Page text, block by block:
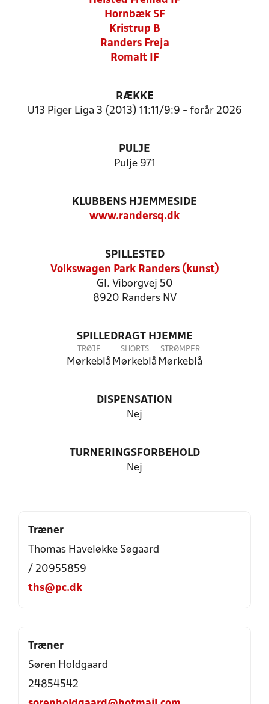
Hornbæk SF
Kristrup B
Randers Freja
Romalt IF
RÆKKE
U13 Piger Liga 3 (2013) 11:11/9:9 - forår 2026
PULJE
Pulje 971
KLUBBENS HJEMMESIDE
www.randersq.dk
SPILLESTED
Volkswagen Park Randers (kunst)
Gl. Viborgvej 50
8920 Randers NV
SPILLEDRAGT HJEMME
TRØJE
Mørkeblå
SHORTS
Mørkeblå
STRØMPER
Mørkeblå
DISPENSATION
Nej
TURNERINGSFORBEHOLD
Nej
Træner
Thomas Haveløkke Søgaard
/ 20955859
ths@pc.dk
Træner
Søren Holdgaard
24854542